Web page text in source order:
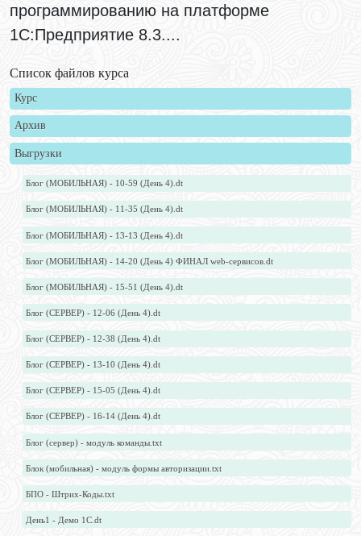
программированию на платформе
1С:Предприятие 8.3....
Список файлов курса
Курс
Архив
Выгрузки
Блог (МОБИЛЬНАЯ) - 10-59 (День 4).dt
Блог (МОБИЛЬНАЯ) - 11-35 (День 4).dt
Блог (МОБИЛЬНАЯ) - 13-13 (День 4).dt
Блог (МОБИЛЬНАЯ) - 14-20 (День 4) ФИНАЛ web-сервисов.dt
Блог (МОБИЛЬНАЯ) - 15-51 (День 4).dt
Блог (СЕРВЕР) - 12-06 (День 4).dt
Блог (СЕРВЕР) - 12-38 (День 4).dt
Блог (СЕРВЕР) - 13-10 (День 4).dt
Блог (СЕРВЕР) - 15-05 (День 4).dt
Блог (СЕРВЕР) - 16-14 (День 4).dt
Блог (сервер) - модуль команды.txt
Блок (мобильная) - модуль формы авторизации.txt
БПО - Штрих-Коды.txt
День1 - Демо 1С.dt